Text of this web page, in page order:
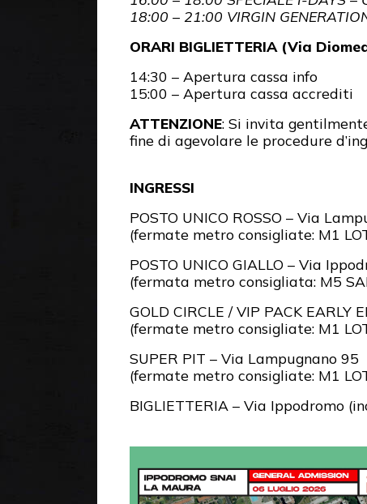
18:00 – 21:00 VIRGIN
ORARI BIGLIETTERIA (Via
14:30 – Apertura cassa info
15:00 – Apertura cassa accrediti
ATTENZIONE: Si invita
fine di agevolare le procedure
INGRESSI
POSTO UNICO ROSSO – Via
(fermate metro consigliate: M1
POSTO UNICO GIALLO – Via
(fermata metro consigliata: M5
GOLD CIRCLE / VIP PACK
(fermate metro consigliate: M1
SUPER PIT – Via Lampugnano 95
(fermate metro consigliate: M1
BIGLIETTERIA – Via Ippodromo